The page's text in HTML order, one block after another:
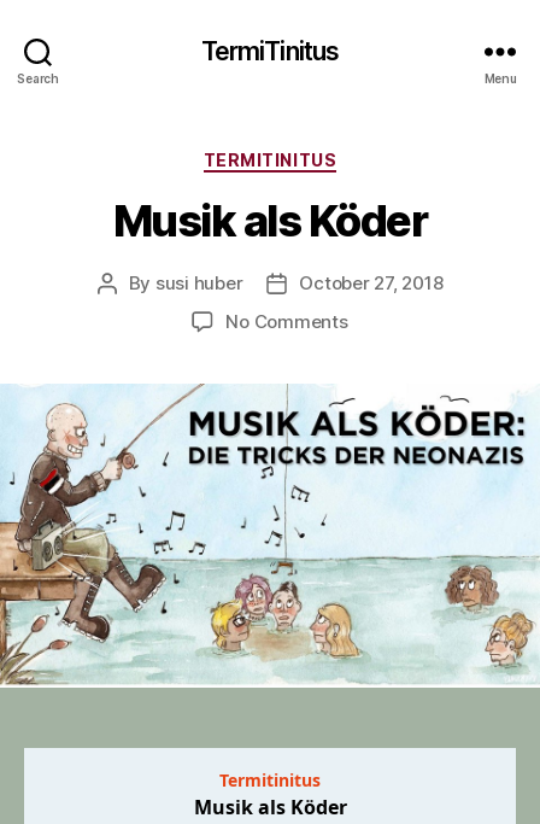
Search
TermiTinitus
Menu
Categories
TERMITINITUS
Musik als Köder
Post
By susi huber
PostOctober 27, 2018
No Commentson
Köder